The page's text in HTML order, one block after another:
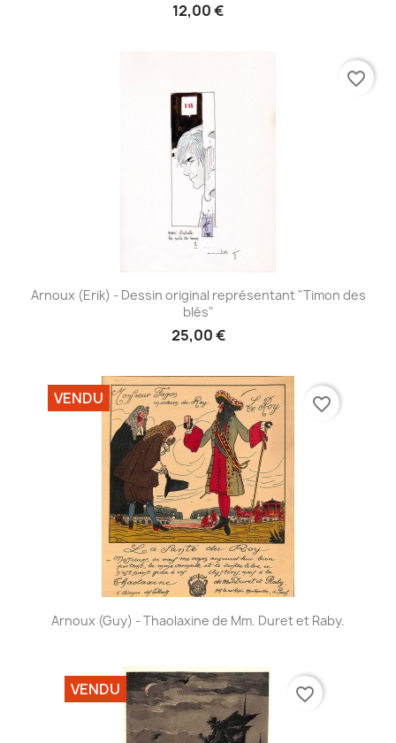
12,00 €
Arnoux (Erik) - Dessin original représentant "Timon des
blés"
25,00 €
favorite_border
Arnoux (Guy) - Thaolaxine de Mm. Duret et Raby.
VENDU favorite_border
VENDU favorite_border